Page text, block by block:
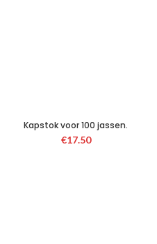
Kapstok voor 100 jassen.
€17.50